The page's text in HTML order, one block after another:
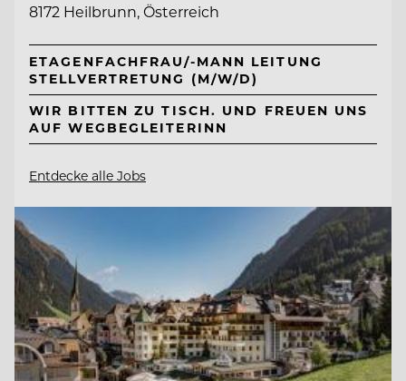
8172 Heilbrunn, Österreich
ETAGENFACHFRAU/-MANN LEITUNG
STELLVERTRETUNG (M/W/D)
WIR BITTEN ZU TISCH. UND FREUEN UNS
AUF WEGBEGLEITERINN
Entdecke alle Jobs